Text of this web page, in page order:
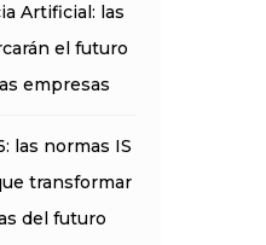
Artificial: las
el futuro
empresas
las normas IS
transformar
del futuro